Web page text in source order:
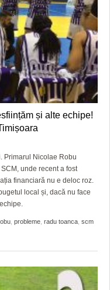
și alte echipe!
Primarul Nicolae Robu
unde recent a fost
financiară nu e deloc roz.
local și, dacă nu face
probleme radu toanca scm